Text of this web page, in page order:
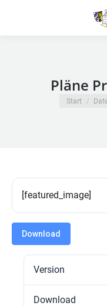
Pläne
Sie
Start
[featured_image]
Download
Version
Download